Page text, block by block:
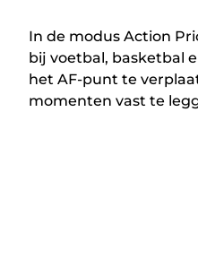
In de modus Action
bij voetbal, basketbal
het AF-punt te
momenten vast te